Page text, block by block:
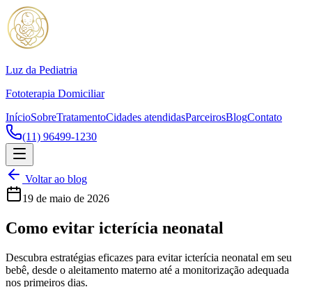
Luz da Pediatria
Fototerapia Domiciliar
InícioSobreTratamentoCidades atendidasParceirosBlogContato
(11) 96499-1230
Voltar ao blog
19 de maio de 2026
Como evitar icterícia neonatal
Descubra estratégias eficazes para evitar icterícia neonatal em seu
bebê, desde o aleitamento materno até a monitorização adequada
nos primeiros dias.